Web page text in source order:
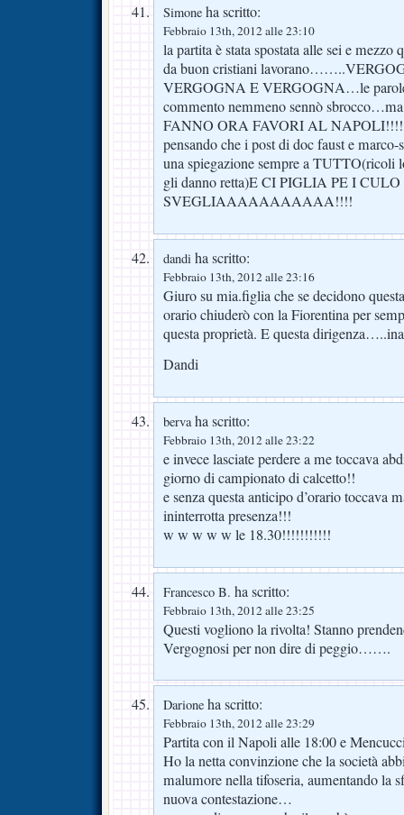
Simone ha scritto:
Febbraio 13th, 2012 alle 23:10
la partita è stata spostata alle sei e mezzo
da buon cristiani
VERGOGNA E VERGOGNA…le
commento nemmeno sennò sbrocco…ma
FANNO ORA FAVORI AL
pensando che i post di doc faust e
una spiegazione sempre a TUTTO(ricoli
gli danno retta)E CI PIGLIA PE I
SVEGLIAAAAAAAAAAA!!!!
dandi ha scritto:
Febbraio 13th, 2012 alle 23:16
Giuro su mia.figlia che se decidono
orario chiuderò con la Fiorentina per
questa proprietà. E questa
Dandi
bervaha scritto:
Febbraio 13th, 2012 alle 23:22
e invece lasciate perdere a me toccava
giorno di campionato di calcetto!!
e senza questa anticipo d’orario toccava
ininterrotta presenza!!!
w w w w w le 18.30!!!!!!!!!!!
Francesco B. ha scritto:
Febbraio 13th, 2012 alle 23:25
Questi vogliono la rivolta! Stanno
Vergognosi per non dire di peggio…….
Darione ha scritto:
Febbraio 13th, 2012 alle 23:29
Partita con il Napoli alle 18:00 e
Ho la netta convinzione che la società
malumore nella tifoseria, aumentando la
nuova contestazione…